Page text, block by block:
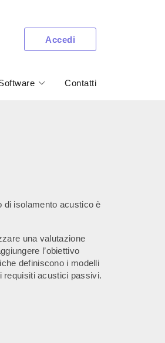
Accedi
Contatti
di isolamento acustico è
una valutazione
l’obiettivo
definiscono i modelli
requisiti acustici passivi.